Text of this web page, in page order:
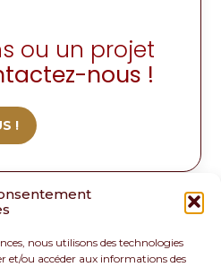
nous utilisons des technologies
et/ou accéder aux informations des
ou un projet
nous !
!